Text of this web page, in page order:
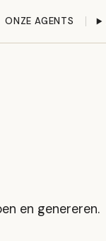
ONZE AGENTS
en genereren.